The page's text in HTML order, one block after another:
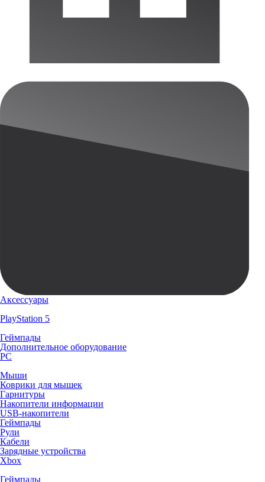
Аксессуары
PlayStation 5
Геймпады
Дополнительное оборудование
PC
Мыши
Коврики для мышек
Гарнитуры
Накопители информации
USB-накопители
Геймпады
Рули
Кабели
Зарядные устройства
Xbox
Геймпады